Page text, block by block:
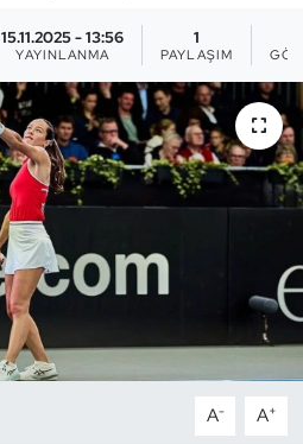
15.11.2025 - 13:56
YAYINLANMA
1
PAYLAŞIM
A- A+